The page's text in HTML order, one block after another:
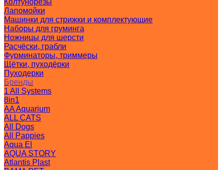
Колтунорезы
Лапомойки
Машинки для стрижки и комплектующие
Наборы для груминга
Ножницы для шерсти
Расчёски, грабли
Фурминаторы, триммеры
Щётки, пуходёрки
Пуходерки
Бренды
1 All Systems
8in1
AA Aquarium
ALL CATS
All Dogs
All Pappies
Aqua El
AQUA STORY
Atlantis Plast